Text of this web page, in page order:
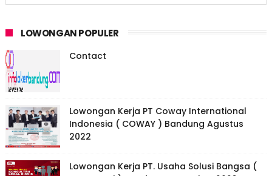
LOWONGAN POPULER
Contact
Lowongan Kerja PT Coway International
Indonesia ( COWAY ) Bandung Agustus
2022
Lowongan Kerja PT. Usaha Solusi Bangsa (